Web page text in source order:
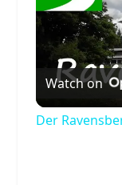
Watch on
Der